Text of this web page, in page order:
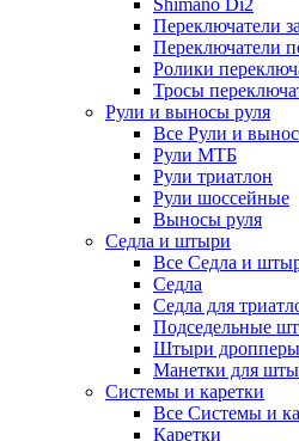
Shimano Di2
Переключатели
Переключатели
Ролики
Тросы
Рули и выносы руля
Все Рули и
Рули МТБ
Рули триатлон
Рули шоссейные
Выносы руля
Седла и штыри
Все Седла и
Седла
Седла для
Подседельные
Штыри дропперы
Манетки для
Системы и каретки
Все Системы и
Каретки